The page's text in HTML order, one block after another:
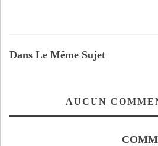
Dans Le Même Sujet
AUCUN